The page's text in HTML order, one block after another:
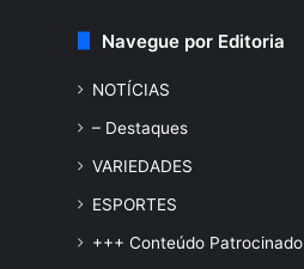
Navegue por Editoria
NOTÍCIAS
– Destaques
VARIEDADES
ESPORTES
+++ Conteúdo Patrocinado